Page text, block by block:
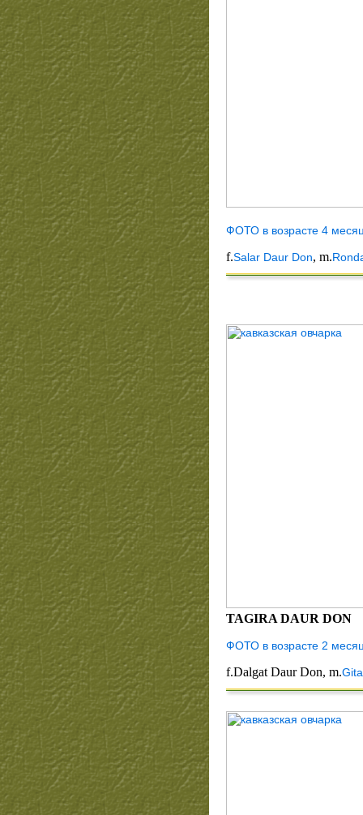
ФОТО в возрасте 4
f.Salar Daur Don, m.
TAGIRA DAUR DON
ФОТО в возрасте 2
f.Dalgat Daur Don, m.